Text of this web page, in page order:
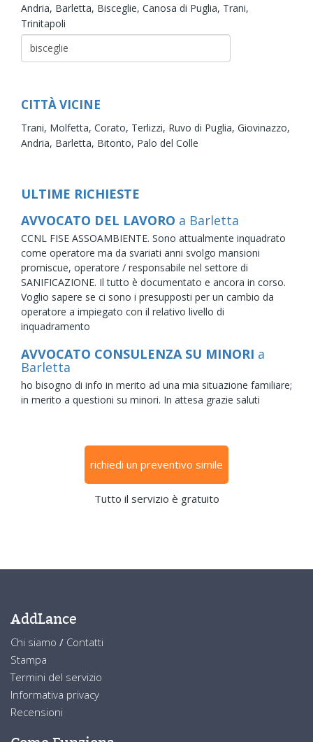
Andria, Barletta, Bisceglie, Canosa di Puglia, Trani,
Trinitapoli
CITTÀ VICINE
Trani, Molfetta, Corato, Terlizzi, Ruvo di Puglia, Giovinazzo,
Andria, Barletta, Bitonto, Palo del Colle
ULTIME RICHIESTE
AVVOCATO DEL LAVORO a Barletta
CCNL FISE ASSOAMBIENTE. Sono attualmente inquadrato
come operatore ma da svariati anni svolgo mansioni
promiscue, operatore / responsabile nel settore di
SANIFICAZIONE. Il tutto è documentato e ancora in corso.
Voglio sapere se ci sono i presupposti per un cambio da
operatore a impiegato con il relativo livello di
inquadramento
AVVOCATO CONSULENZA SU MINORI a
Barletta
ho bisogno di info in merito ad una mia situazione familiare;
in merito a questioni su minori. In attesa grazie saluti
richiedi un preventivo simile
Tutto il servizio è gratuito
AddLance
Chi siamo / Contatti
Stampa
Termini del servizio
Informativa privacy
Recensioni